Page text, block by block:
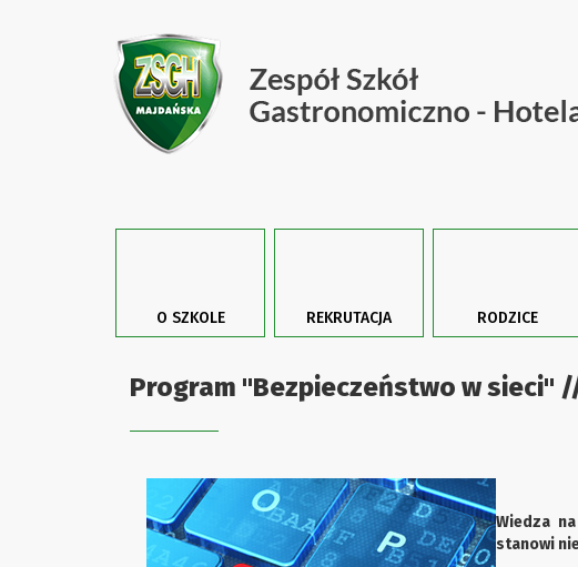
O SZKOLE REKRUTACJA RODZICE
Program "Bezpieczeństwo w sieci"
Wiedza
stanowi